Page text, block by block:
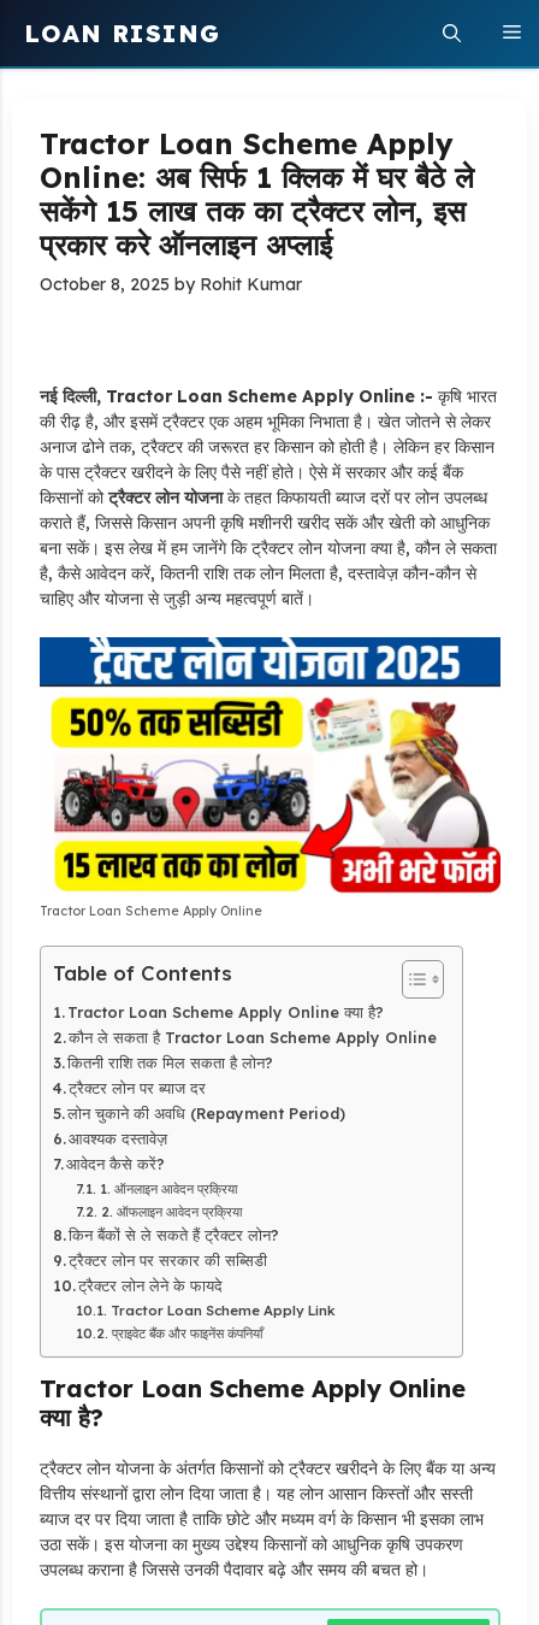
content
LOAN RISING
Tractor Loan Scheme Apply
Online: अब सिर्फ 1 क्लिक में घर बैठे ले
सकेंगे 15 लाख तक का ट्रैक्टर लोन, इस
प्रकार करे ऑनलाइन अप्लाई
October 8, 2025 by Rohit Kumar
नई दिल्ली, Tractor Loan Scheme Apply Online :- कृषि भारत
की रीढ़ है, और इसमें ट्रैक्टर एक अहम भूमिका निभाता है। खेत जोतने से लेकर
अनाज ढोने तक, ट्रैक्टर की जरूरत हर किसान को होती है। लेकिन हर किसान
के पास ट्रैक्टर खरीदने के लिए पैसे नहीं होते। ऐसे में सरकार और कई बैंक
किसानों कोट्रैक्टर लोन योजनाके तहत किफायती ब्याज दरों पर लोन उपलब्ध
कराते हैं, जिससे किसान अपनी कृषि मशीनरी खरीद सकें और खेती को आधुनिक
बना सकें। इस लेख में हम जानेंगे कि ट्रैक्टर लोन योजना क्या है, कौन ले सकता
है, कैसे आवेदन करें, कितनी राशि तक लोन मिलता है, दस्तावेज़ कौन-कौन से
चाहिए और योजना से जुड़ी अन्य महत्वपूर्ण बातें।
Tractor Loan Scheme Apply Online
Table of Contents
Tractor Loan Scheme Apply Online क्या है?
कौन ले सकता है Tractor Loan Scheme Apply Online
कितनी राशि तक मिल सकता है लोन?
ट्रैक्टर लोन पर ब्याज दर
लोन चुकाने की अवधि (Repayment Period)
आवश्यक दस्तावेज़
आवेदन कैसे करें?
1. ऑनलाइन आवेदन प्रक्रिया
2. ऑफलाइन आवेदन प्रक्रिया
किन बैंकों से ले सकते हैं ट्रैक्टर लोन?
ट्रैक्टर लोन पर सरकार की सब्सिडी
ट्रैक्टर लोन लेने के फायदे
Tractor Loan Scheme Apply Link
प्राइवेट बैंक और फाइनेंस कंपनियाँ
Tractor Loan Scheme Apply Online
क्या है?
ट्रैक्टर लोन योजना के अंतर्गत किसानों को ट्रैक्टर खरीदने के लिए बैंक या अन्य
वित्तीय संस्थानों द्वारा लोन दिया जाता है। यह लोन आसान किस्तों और सस्ती
ब्याज दर पर दिया जाता है ताकि छोटे और मध्यम वर्ग के किसान भी इसका लाभ
उठा सकें। इस योजना का मुख्य उद्देश्य किसानों को आधुनिक कृषि उपकरण
उपलब्ध कराना है जिससे उनकी पैदावार बढ़े और समय की बचत हो।